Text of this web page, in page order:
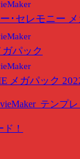
･セレモニー
パック
メガパック
テンプ
！